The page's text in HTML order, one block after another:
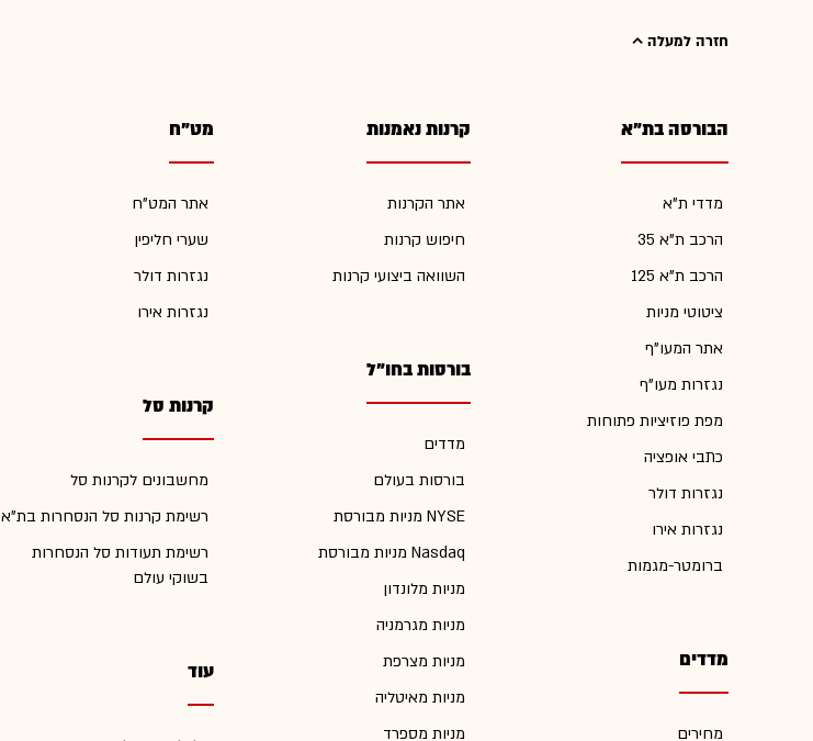
חזרה למעלה
הבורסה בת"א
מדדי ת"א
הרכב ת"א 35
הרכב ת"א 125
ציטוטי מניות
אתר המעו"ף
נגזרות מעו"ף
מפת פוזיציות פתוחות
כתבי אופציה
נגזרות דולר
נגזרות אירו
ברומטר-מגמות
מדדים
מחירים
קרנות נאמנות
אתר הקרנות
חיפוש קרנות
השוואה ביצועי קרנות
בורסות בחו"ל
מדדים
בורסות בעולם
מניות מבורסת NYSE
מניות מבורסת Nasdaq
מניות מלונדון
מניות מגרמניה
מניות מצרפת
מניות מאיטליה
מניות מספרד
מט"ח
אתר המט"ח
שערי חליפין
נגזרות דולר
נגזרות אירו
קרנות סל
מחשבונים לקרנות סל
רשימת קרנות סל הנסחרות בת"א
רשימת תעודות סל הנסחרות
בשוקי עולם
עוד